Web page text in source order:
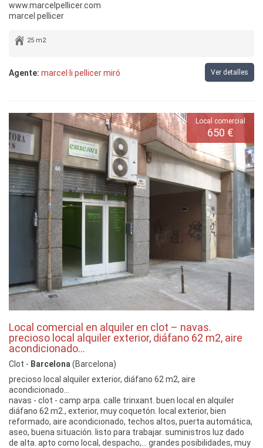
www.marcelpellicer.com
marcel pellicer
25 m2
Agente: marcel·li pellicer miró Ver detalles
Local comercial
650 €
Local comercial en alquiler en clot – navas.
precioso local alquiler exterior, diáfano 62 m2, aire
acondicionado…
Clot - Barcelona (Barcelona)
precioso local alquiler exterior, diáfano 62 m2, aire
acondicionado…
navas - clot - camp arpa. calle trinxant. buen local en alquiler
diáfano 62 m2., exterior, muy coquetón. local exterior, bien
reformado, aire acondicionado, techos altos, puerta automática,
aseo, buena situación. listo para trabajar. suministros luz dado
de alta. apto como local, despacho,… grandes posibilidades, muy